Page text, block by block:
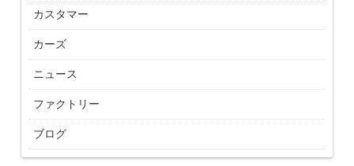
カスタマー
カーズ
ニュース
ファクトリー
ブログ